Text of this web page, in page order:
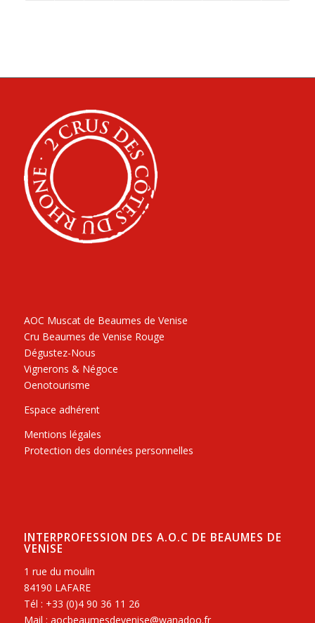
AOC Muscat de Beaumes de Venise
Cru Beaumes de Venise Rouge
Dégustez-Nous
Vignerons & Négoce
Oenotourisme
Espace adhérent
Mentions légales
Protection des données personnelles
INTERPROFESSION DES A.O.C DE BEAUMES DE
VENISE
1 rue du moulin
84190 LAFARE
Tél : +33 (0)4 90 36 11 26
Mail : aocbeaumesdevenise@wanadoo.fr